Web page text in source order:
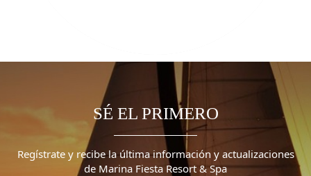
SÉ EL PRIMERO
Regístrate y recibe la última información y actualizaciones
de Marina Fiesta Resort & Spa